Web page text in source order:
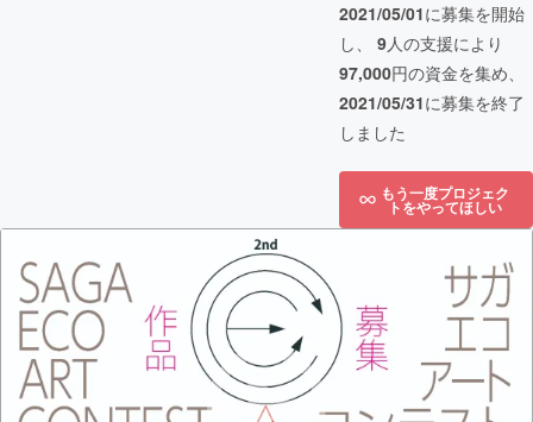
2021/05/01に募集を開始
し、 9人の支援により
97,000円の資金を集め、
2021/05/31に募集を終了
しました
もう一度プロジェク
トをやってほしい